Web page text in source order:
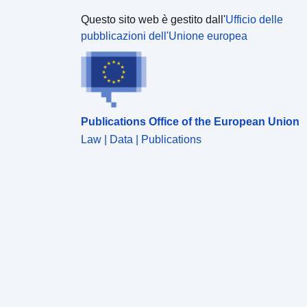
Questo sito web è gestito dall'Ufficio delle
pubblicazioni dell'Unione europea
Publications Office of the European Union
Law | Data | Publications